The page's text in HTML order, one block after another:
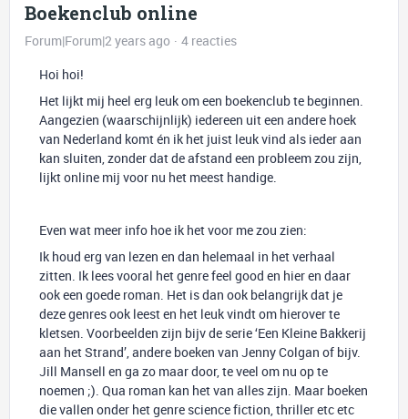
Boekenclub online
Forum|Forum|2 years ago
4 reacties
Hoi hoi!
Het lijkt mij heel erg leuk om een boekenclub te beginnen.
Aangezien (waarschijnlijk) iedereen uit een andere hoek
van Nederland komt én ik het juist leuk vind als ieder aan
kan sluiten, zonder dat de afstand een probleem zou zijn,
lijkt online mij voor nu het meest handige.
Even wat meer info hoe ik het voor me zou zien:
Ik houd erg van lezen en dan helemaal in het verhaal
zitten. Ik lees vooral het genre feel good en hier en daar
ook een goede roman. Het is dan ook belangrijk dat je
deze genres ook leest en het leuk vindt om hierover te
kletsen. Voorbeelden zijn bijv de serie ‘Een Kleine Bakkerij
aan het Strand’, andere boeken van Jenny Colgan of bijv.
Jill Mansell en ga zo maar door, te veel om nu op te
noemen ;). Qua roman kan het van alles zijn. Maar boeken
die vallen onder het genre science fiction, thriller etc etc